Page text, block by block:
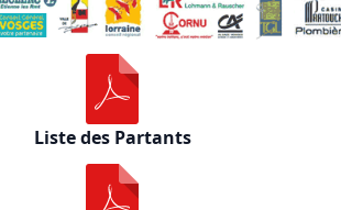
Liste des Partants